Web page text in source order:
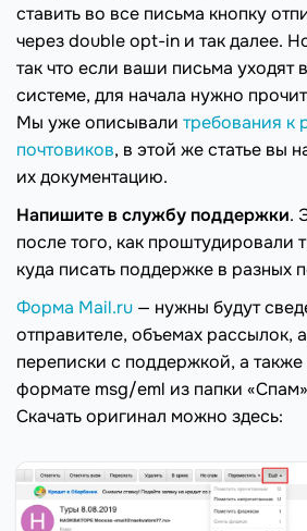
ставить во все письма кнопку
через double opt-in и так далее.
так что если ваши письма уходят
системе, для начала нужно
Мы уже описывали требования к
почтовиков, в этой же статье вы
их документацию.
Напишите в службу поддержки.
после того, как проштудировали
куда писать поддержке в разных
Форма Mail.ru — нужны будут
отправителе, объемах рассылок,
переписки с поддержкой, а
формате msg/eml из папки
Скачать оригинал можно здесь: